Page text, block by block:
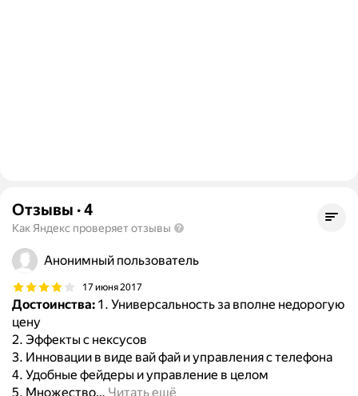
Отзывы ·4
Как Яндекс проверяет отзывы
Анонимный пользователь
17 июня 2017
Достоинства: 1. Универсальность за вполне недорогую
цену
2. Эффекты с нексусов
3. Инновации в виде вай фай и управления с телефона
4. Удобные фейдеры и управление в целом
5. Множество… Читать ещё